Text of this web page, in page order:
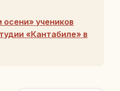
осени» учеников
«Кантабиле» в